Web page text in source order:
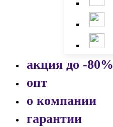
акция до -80%
опт
о компании
гарантии